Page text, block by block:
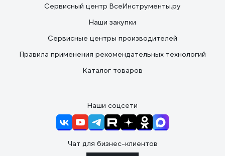
Сервисный центр ВсеИнструменты.ру
Наши закупки
Сервисные центры производителей
Правила применения рекомендательных технологий
Каталог товаров
Наши соцсети
Чат для бизнес-клиентов